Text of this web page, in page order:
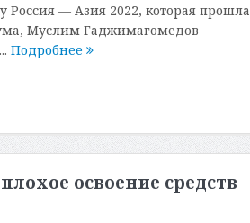
Россия — Азия 2022, которая прошла
Муслим Гаджимагомедов
Подробнее
освоение средств